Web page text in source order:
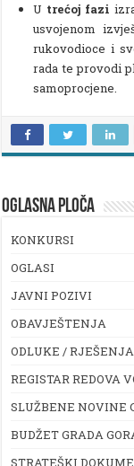
U trećoj fazi
usvojenom
rukovodioce i
rada te provodi
samoprocjene.
OGLASNA PLOČA
KONKURSI
OGLASI
JAVNI POZIVI
OBAVJEŠTENJA
ODLUKE / RJEŠENJA
REGISTAR REDOVA
SLUŽBENE NOVINE
BUDŽET GRADA